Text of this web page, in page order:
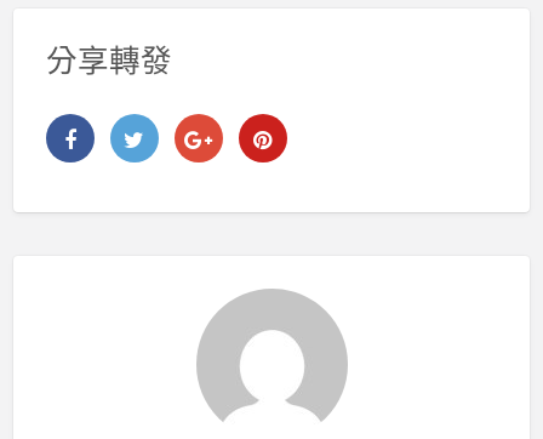
分享轉發